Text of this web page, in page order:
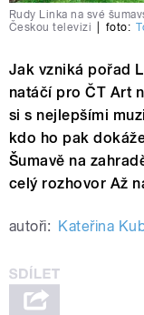
Rudy Linka na své
Českou televizi
foto:
Jak vzniká pořad
natáčí pro ČT Art
si s nejlepšími
kdo ho pak
Šumavě na
celý rozhovor Až
autoři: Kateřina